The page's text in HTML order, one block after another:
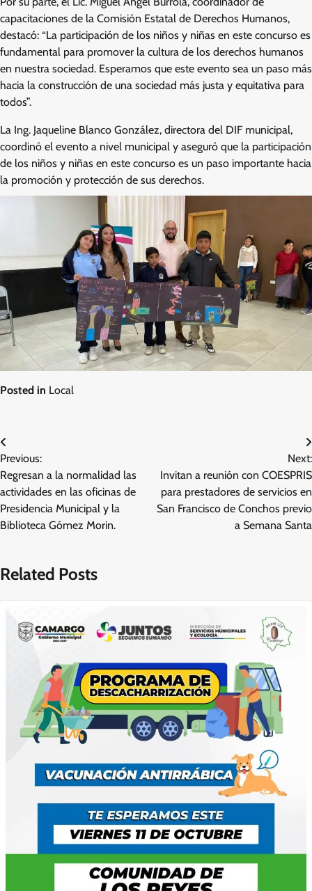
capacitaciones de la Comisión Estatal de Derechos Humanos,
destacó: “La participación de los niños y niñas en este concurso es
fundamental para promover la cultura de los derechos humanos
en nuestra sociedad. Esperamos que este evento sea un paso más
hacia la construcción de una sociedad más justa y equitativa para
todos”.
La Ing. Jaqueline Blanco González, directora del DIF municipal,
coordinó el evento a nivel municipal y aseguró que la participación
de los niños y niñas en este concurso es un paso importante hacia
la promoción y protección de sus derechos.
Posted in Local
Navegación
de
entradas
Previous:
Regresan a la normalidad las
actividades en las oficinas de
Presidencia Municipal y la
Biblioteca Gómez Morin.
Next:
Invitan a reunión con COESPRIS
para prestadores de servicios en
San Francisco de Conchos previo
a Semana Santa
Related Posts